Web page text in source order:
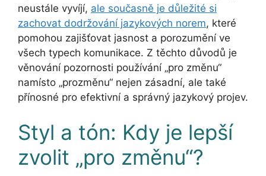
neustále vyvíjí, ale současně je důležité si
zachovat dodržování jazykových norem, které
pomohou zajišťovat jasnost a porozumění ve
všech typech komunikace. Z těchto důvodů je
věnování pozornosti používání „pro změnu“
namísto „prozměnu“ nejen zásadní, ale také
přínosné pro efektivní a správný jazykový projev.
Styl a tón: Kdy je lepší
zvolit „pro změnu“?